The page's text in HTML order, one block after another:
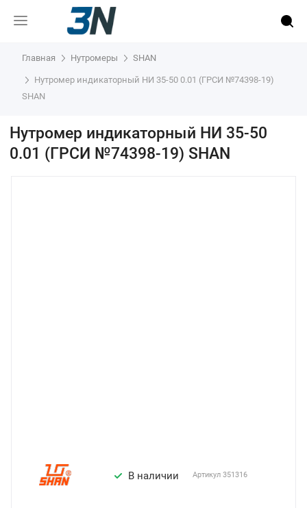
Главная Нутромеры SHAN
Нутромер индикаторный НИ 35-50 0.01 (ГРСИ №74398-19)
SHAN
Нутромер индикаторный НИ 35-50
0.01 (ГРСИ №74398-19) SHAN
В наличии Артикул 351316